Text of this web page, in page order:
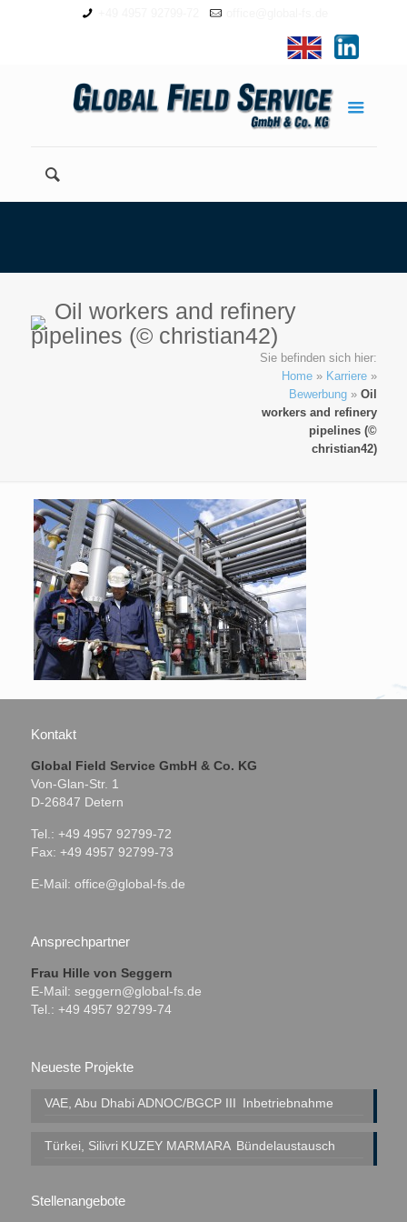
Oil workers and refinery
pipelines (© christian42)
Sie befinden sich hier:
Home» Karriere»
Bewerbung» Oil
workers and refinery
pipelines (©
christian42)
Kontakt
Global Field Service GmbH & Co. KG
Von-Glan-Str. 1
D-26847 Detern
Tel.: +49 4957 92799-72
Fax: +49 4957 92799-73
E-Mail: office@global-fs.de
Ansprechpartner
Frau Hille von Seggern
E-Mail: seggern@global-fs.de
Tel.: +49 4957 92799-74
Neueste Projekte
VAE, Abu Dhabi ADNOC/BGCP III Inbetriebnahme
Türkei, Silivri KUZEY MARMARA Bündelaustausch
Stellenangebote